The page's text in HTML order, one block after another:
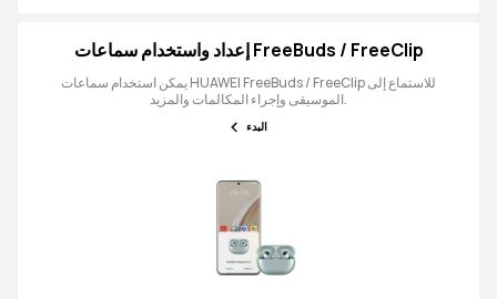
إعداد واستخدام سماعات FreeBuds / FreeClip
يمكن استخدام سماعات HUAWEI FreeBuds / FreeClip للاستماع إلى
الموسيقى وإجراء المكالمات والمزيد.
البدء